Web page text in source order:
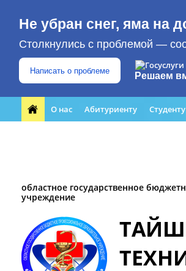
Не убран снег, яма на
Столкнулись с проблемой —
Написать о проблеме Решаем
О нас Абитуриенту Студенту
областное государственное
учреждение